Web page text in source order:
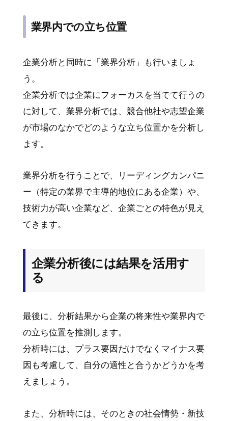
業界内での立ち位置
企業分析と同時に「業界分析」も行いましょ
う。
企業分析では企業にフォーカスを当てて行うの
に対して、業界分析では、競合他社や志望企業
が市場のなかでどのような立ち位置かを分析し
ます。
業界分析を行うことで、リーディングカンパニ
ー（特定の業界で主導的地位にある企業）や、
技術力が高い企業など、企業ごとの特色が見え
てきます。
企業分析後には結果を活用す
る
最後に、分析結果から企業の将来性や業界内で
の立ち位置を推測します。
分析時には、プラス要因だけでなくマイナス要
因も考慮して、自分の適性と合うかどうかを考
えましょう。
また、分析時には、そのときの社会情勢・新技